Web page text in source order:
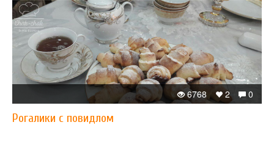
0
2
6768
Рогалики с повидлом